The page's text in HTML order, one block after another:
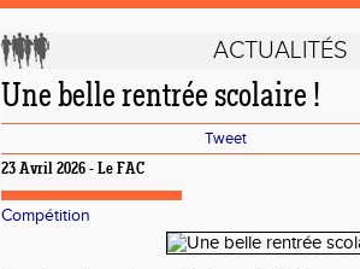
ACTUALITÉS
Une belle rentrée scolaire !
Tweet
23 Avril 2026 - Le FAC
Compétition